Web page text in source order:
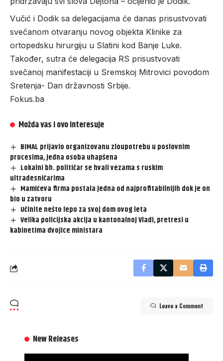
Vučić i Dodik sa delegacijama će danas prisustvovati
svečanom otvaranju novog objekta Klinike za
ortopedsku hirurgiju u Slatini kod Banje Luke.
Također, sutra će delegacija RS prisustvovati
svečanoj manifestaciji u Sremskoj Mitrovici povodom
Sretenja- Dan državnosti Srbije.
Fokus.ba
Možda vas i ovo interesuje
BIMAL prijavio organizovanu zloupotrebu u poslovnim
procesima, jedna osoba uhapšena
Lokalni bh. političar se hvali vezama s ruskim
ultradesničarima
Mamićeva firma postala jedna od najprofitabilnijih dok je on
bio u zatvoru
Učinite nešto lepo za svoj dom ovog leta
Velika policijska akcija u kantonalnoj Vladi, pretresi u
kabinetima dvojice ministara
Leave a Comment
New Releases